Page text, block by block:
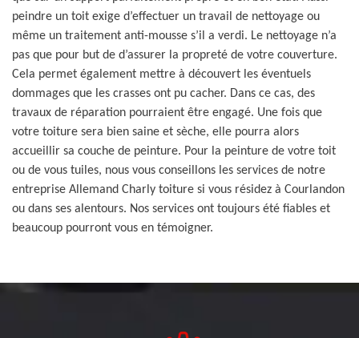
peindre un toit exige d’effectuer un travail de nettoyage ou
même un traitement anti-mousse s’il a verdi. Le nettoyage n’a
pas que pour but de d’assurer la propreté de votre couverture.
Cela permet également mettre à découvert les éventuels
dommages que les crasses ont pu cacher. Dans ce cas, des
travaux de réparation pourraient être engagé. Une fois que
votre toiture sera bien saine et sèche, elle pourra alors
accueillir sa couche de peinture. Pour la peinture de votre toit
ou de vous tuiles, nous vous conseillons les services de notre
entreprise Allemand Charly toiture si vous résidez à Courlandon
ou dans ses alentours. Nos services ont toujours été fiables et
beaucoup pourront vous en témoigner.